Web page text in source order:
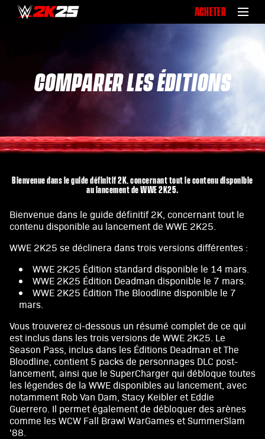
ACHETER
COMPARER LES ÉDITIONS
Bienvenue dans le guide définitif 2K, concernant tout le contenu disponible
au lancement de WWE 2K25.
Bienvenue dans le guide définitif 2K, concernant tout le
contenu disponible au lancement de WWE 2K25.
WWE 2K25 se déclinera dans trois versions différentes :
WWE 2K25 Édition standard disponible le 14 mars.
WWE 2K25 Édition Deadman disponible le 7 mars.
WWE 2K25 Édition The Bloodline disponible le 7
mars.
Vous trouverez ci-dessous un résumé complet de ce qui
est inclus dans les trois versions de WWE 2K25. Le
Season Pass, inclus dans les Éditions Deadman et The
Bloodline, contient 5 packs de personnages DLC post-
lancement, ainsi que le SuperCharger qui débloque toutes
les légendes de la WWE disponibles au lancement, avec
notamment Rob Van Dam, Stacy Keibler et Eddie
Guerrero. Il permet également de débloquer des arènes
comme les WCW Fall Brawl WarGames et SummerSlam
'88.